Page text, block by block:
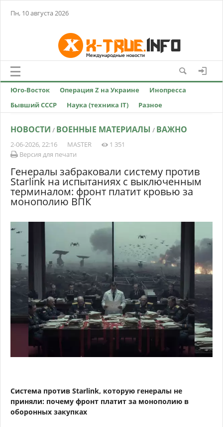
Пн, 10 августа 2026
Юго-Восток Операция Z на Украине
Инопресса
Бывший СССР
Наука (техника IT) Разное
НОВОСТИ / ВОЕННЫЕ МАТЕРИАЛЫ / ВАЖНО
2-06-2026, 22:16 MASTER
1 351
Версия для печати
Генералы забраковали систему против
Starlink на испытаниях с выключенным
терминалом: фронт платит кровью за
монополию ВПК
Система против Starlink, которую генералы не
приняли: почему фронт платит за монополию в
оборонных закупках